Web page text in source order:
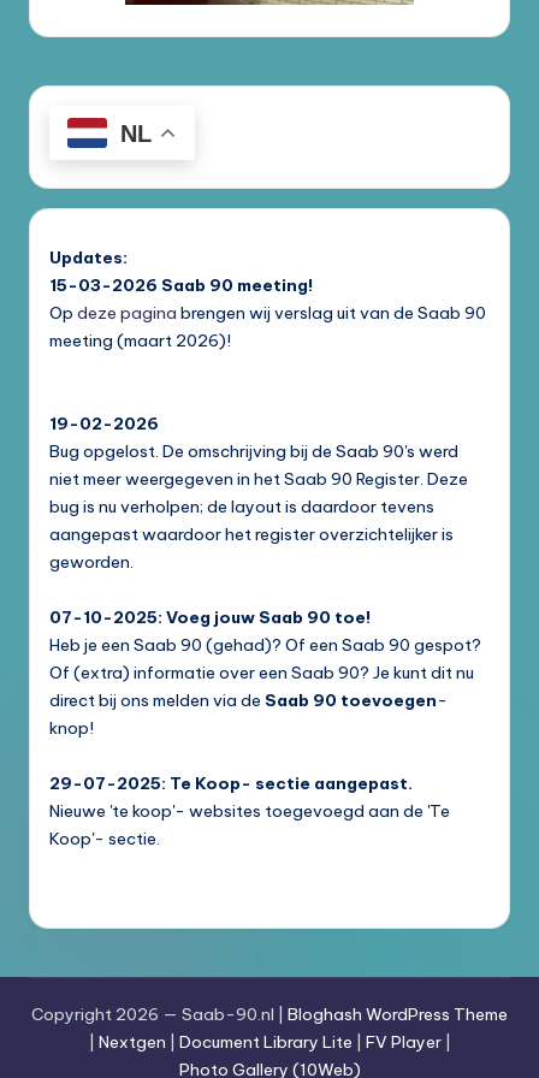
NL
Updates:
15-03-2026 Saab 90 meeting!
Op deze pagina brengen wij verslag uit van de Saab 90
meeting (maart 2026)!
19-02-2026
Bug opgelost. De omschrijving bij de Saab 90's werd
niet meer weergegeven in het Saab 90 Register. Deze
bug is nu verholpen; de layout is daardoor tevens
aangepast waardoor het register overzichtelijker is
geworden.
07-10-2025: Voeg jouw Saab 90 toe!
Heb je een Saab 90 (gehad)? Of een Saab 90 gespot?
Of (extra) informatie over een Saab 90? Je kunt dit nu
direct bij ons melden via de Saab 90 toevoegen-
knop!
29-07-2025: Te Koop- sectie aangepast.
Nieuwe 'te koop'- websites toegevoegd aan de 'Te
Koop'- sectie.
Copyright 2026 — Saab-90.nl | Bloghash WordPress Theme
Nextgen Document Library Lite FV Player|
Photo Gallery (10Web)